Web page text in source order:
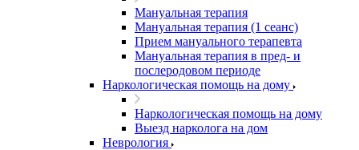
Мануальная терапия
Мануальная терапия (1 сеанс)
Прием мануального терапевта
Мануальная терапия в пред- и
послеродовом периоде
Наркологическая помощь на дому
Наркологическая помощь на дому
Выезд нарколога на дом
Неврология